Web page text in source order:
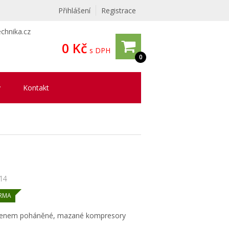
Přihlášení Registrace
0
0 Kč s DPH
Kontakt
poháněné, mazané kompresory